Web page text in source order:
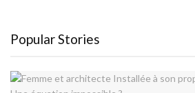
Popular Stories